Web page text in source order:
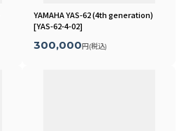
YAMAHA YAS-62 (4th generation)
[YAS-62-4-02]
300,000円(税込)